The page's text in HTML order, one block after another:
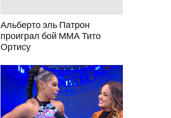
Альберто эль Патрон
проиграл бой ММА Тито
Ортису